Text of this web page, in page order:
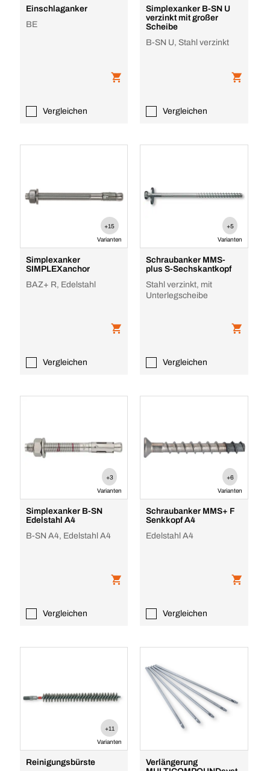
Einschlaganker
BE
Vergleichen
Simplexanker B-SN U
verzinkt mit großer
Scheibe
B-SN U, Stahl verzinkt
Vergleichen
+15
Varianten
Simplexanker
SIMPLEXanchor
BAZ+ R, Edelstahl
Vergleichen
+5
Varianten
Schraubanker MMS-
plus S-Sechskantkopf
Stahl verzinkt, mit
Unterlegscheibe
Vergleichen
+3
Varianten
Simplexanker B-SN
Edelstahl A4
B-SN A4, Edelstahl A4
Vergleichen
+6
Varianten
Schraubanker MMS+ F
Senkkopf A4
Edelstahl A4
Vergleichen
+11
Varianten
Reinigungsbürste
Verlängerung